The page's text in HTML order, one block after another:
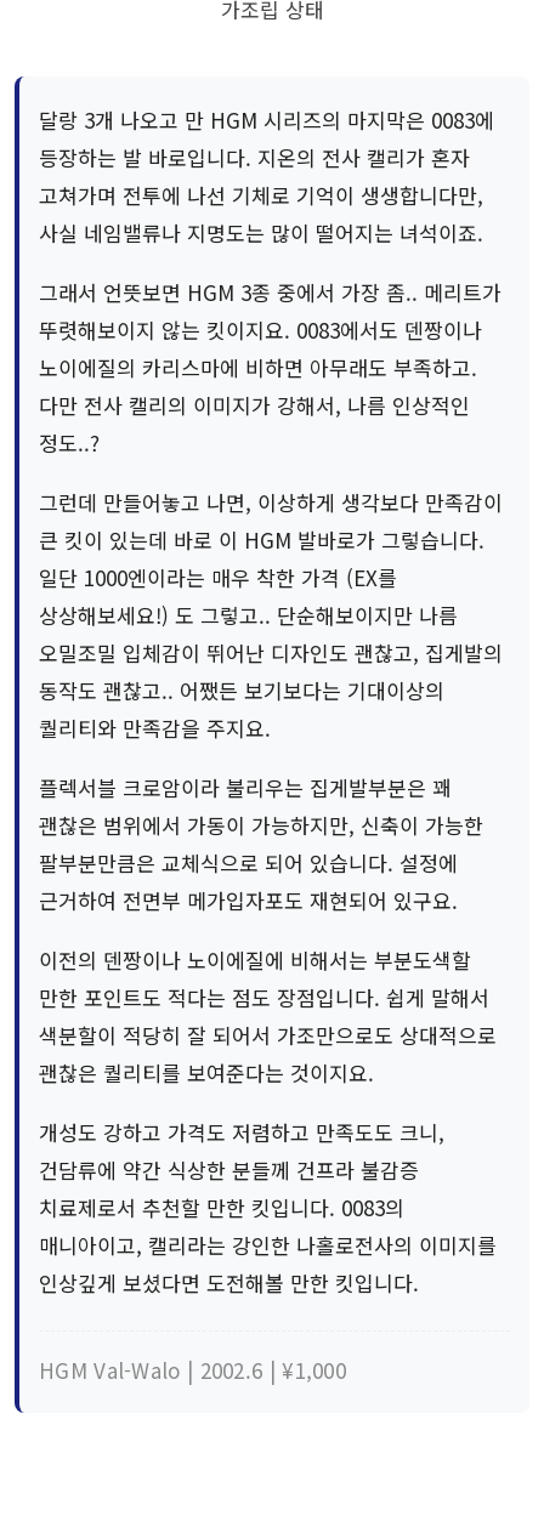
가조립 상태
달랑 3개 나오고 만 HGM 시리즈의 마지막은 0083에
등장하는 발 바로입니다. 지온의 전사 캘리가 혼자
고쳐가며 전투에 나선 기체로 기억이 생생합니다만,
사실 네임밸류나 지명도는 많이 떨어지는 녀석이죠.
그래서 언뜻보면 HGM 3종 중에서 가장 좀.. 메리트가
뚜렷해보이지 않는 킷이지요. 0083에서도 덴짱이나
노이에질의 카리스마에 비하면 아무래도 부족하고.
다만 전사 캘리의 이미지가 강해서, 나름 인상적인
정도..?
그런데 만들어놓고 나면, 이상하게 생각보다 만족감이
큰 킷이 있는데 바로 이 HGM 발바로가 그렇습니다.
일단 1000엔이라는 매우 착한 가격 (EX를
상상해보세요!) 도 그렇고.. 단순해보이지만 나름
오밀조밀 입체감이 뛰어난 디자인도 괜찮고, 집게발의
동작도 괜찮고.. 어쨌든 보기보다는 기대이상의
퀄리티와 만족감을 주지요.
플렉서블 크로암이라 불리우는 집게발부분은 꽤
괜찮은 범위에서 가동이 가능하지만, 신축이 가능한
팔부분만큼은 교체식으로 되어 있습니다. 설정에
근거하여 전면부 메가입자포도 재현되어 있구요.
이전의 덴짱이나 노이에질에 비해서는 부분도색할
만한 포인트도 적다는 점도 장점입니다. 쉽게 말해서
색분할이 적당히 잘 되어서 가조만으로도 상대적으로
괜찮은 퀄리티를 보여준다는 것이지요.
개성도 강하고 가격도 저렴하고 만족도도 크니,
건담류에 약간 식상한 분들께 건프라 불감증
치료제로서 추천할 만한 킷입니다. 0083의
매니아이고, 캘리라는 강인한 나홀로전사의 이미지를
인상깊게 보셨다면 도전해볼 만한 킷입니다.
HGM Val-Walo | 2002.6 | ¥1,000